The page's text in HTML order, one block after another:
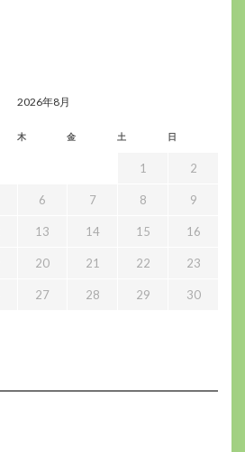
2026年8月
木 金 土 日
1 2
6 7 8 9
13 14 15 16
20 21 22 23
27 28 29 30